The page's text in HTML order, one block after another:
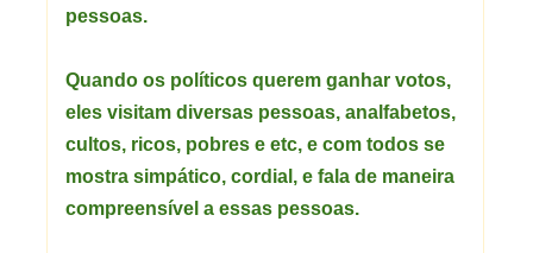
pessoas.
Quando os políticos querem ganhar votos,
eles visitam diversas pessoas, analfabetos,
cultos, ricos, pobres e etc, e com todos se
mostra simpático, cordial, e fala de maneira
compreensível a essas pessoas.